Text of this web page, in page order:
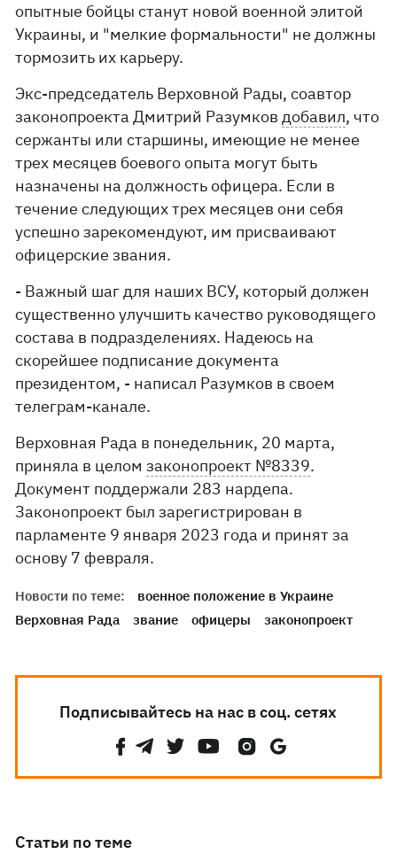
опытные бойцы станут новой военной элитой
Украины, и "мелкие формальности" не должны
тормозить их карьеру.
Экс-председатель Верховной Рады, соавтор
законопроекта Дмитрий Разумковдобавил, что
сержанты или старшины, имеющие не менее
трех месяцев боевого опыта могут быть
назначены на должность офицера. Если в
течение следующих трех месяцев они себя
успешно зарекомендуют, им присваивают
офицерские звания.
- Важный шаг для наших ВСУ, который должен
существенно улучшить качество руководящего
состава в подразделениях. Надеюсь на
скорейшее подписание документа
президентом, - написал Разумков в своем
телеграм-канале.
Верховная Рада в понедельник, 20 марта,
приняла в целомзаконопроект №8339.
Документ поддержали 283 нардепа.
Законопроект был зарегистрирован в
парламенте 9 января 2023 года и принят за
основу 7 февраля.
Новости по теме:
военное положение в Украине
Верховная Рада
звание офицеры законопроект
Подписывайтесь на нас в соц. сетях
Статьи по теме